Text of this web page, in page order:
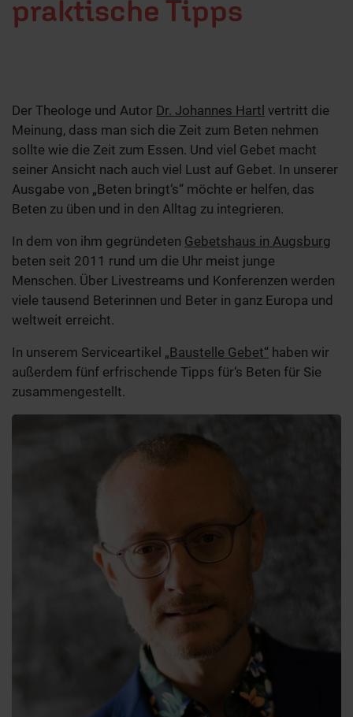
praktische Tipps
Der Theologe und Autor Dr. Johannes Hartl vertritt die
Meinung, dass man sich die Zeit zum Beten nehmen
sollte wie die Zeit zum Essen. Und viel Gebet macht
seiner Ansicht nach auch viel Lust auf Gebet. In unserer
Ausgabe von „Beten bringt‘s“ möchte er helfen, das
Beten zu üben und in den Alltag zu integrieren.
In dem von ihm gegründeten Gebetshaus in Augsburg
beten seit 2011 rund um die Uhr meist junge
Menschen. Über Livestreams und Konferenzen werden
viele tausend Beterinnen und Beter in ganz Europa und
weltweit erreicht.
In unserem Serviceartikel „Baustelle Gebet“ haben wir
außerdem fünf erfrischende Tipps für‘s Beten für Sie
zusammengestellt.